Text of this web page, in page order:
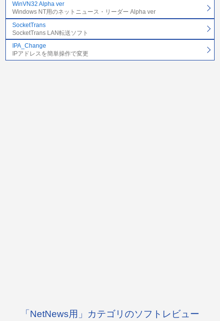
WinVN32 Alpha ver
Windows NT用のネットニュース・リーダー Alpha ver
SocketTrans
SocketTrans LAN転送ソフト
IPA_Change
IPアドレスを簡単操作で変更
「NetNews用」カテゴリのソフトレビュー